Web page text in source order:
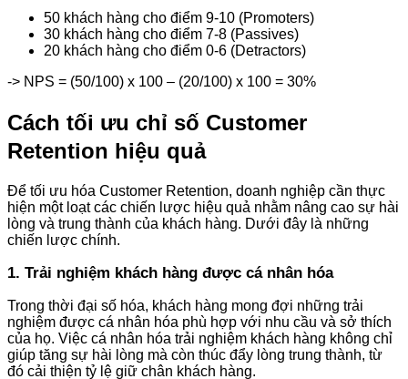
50 khách hàng cho điểm 9-10 (Promoters)
30 khách hàng cho điểm 7-8 (Passives)
20 khách hàng cho điểm 0-6 (Detractors)
-> NPS = (50/100) x 100 – (20/100) x 100 = 30%
Cách tối ưu chỉ số Customer
Retention hiệu quả
Để tối ưu hóa Customer Retention, doanh nghiệp cần thực
hiện một loạt các chiến lược hiệu quả nhằm nâng cao sự hài
lòng và trung thành của khách hàng. Dưới đây là những
chiến lược chính.
1. Trải nghiệm khách hàng được cá nhân hóa
Trong thời đại số hóa, khách hàng mong đợi những trải
nghiệm được cá nhân hóa phù hợp với nhu cầu và sở thích
của họ. Việc cá nhân hóa trải nghiệm khách hàng không chỉ
giúp tăng sự hài lòng mà còn thúc đẩy lòng trung thành, từ
đó cải thiện tỷ lệ giữ chân khách hàng.